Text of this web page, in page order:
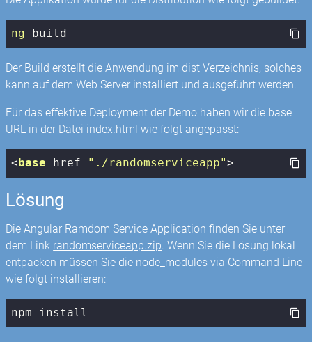
ng build
Der Build erstellt die Anwendung im dist Verzeichnis, solches
kann auf dem Web Server installiert und ausgeführt werden.
Für das effektive Deployment der Demo haben wir die base
URL in der Datei index.html wie folgt angepasst:
< base href="./randomserviceapp">
Lösung
Die Angular Ramdom Service Application finden Sie unter
dem Link randomserviceapp.zip. Wenn Sie die Lösung lokal
entpacken müssen Sie die node_modules via Command Line
wie folgt installieren:
npm install